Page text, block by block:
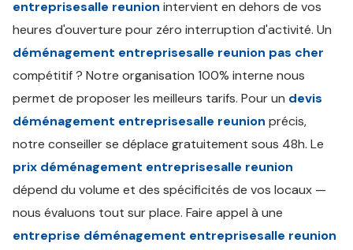
entreprisesalle reunion intervient en dehors de vos
heures d'ouverture pour zéro interruption d'activité. Un
déménagement entreprisesalle reunion pas cher
compétitif ? Notre organisation 100% interne nous
permet de proposer les meilleurs tarifs. Pour un devis
déménagement entreprisesalle reunion précis,
notre conseiller se déplace gratuitement sous 48h. Le
prix déménagement entreprisesalle reunion
dépend du volume et des spécificités de vos locaux —
nous évaluons tout sur place. Faire appel à une
entreprise déménagement entreprisesalle reunion